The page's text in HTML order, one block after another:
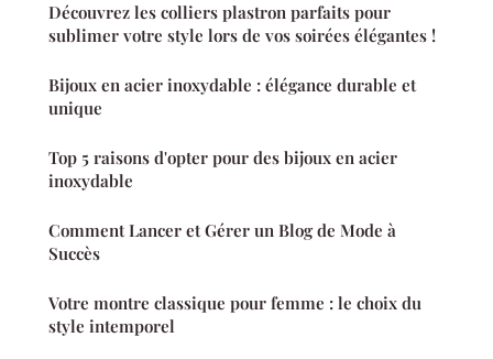
Découvrez les colliers plastron parfaits pour
sublimer votre style lors de vos soirées élégantes !
Bijoux en acier inoxydable : élégance durable et
unique
Top 5 raisons d'opter pour des bijoux en acier
inoxydable
Comment Lancer et Gérer un Blog de Mode à
Succès
Votre montre classique pour femme : le choix du
style intemporel